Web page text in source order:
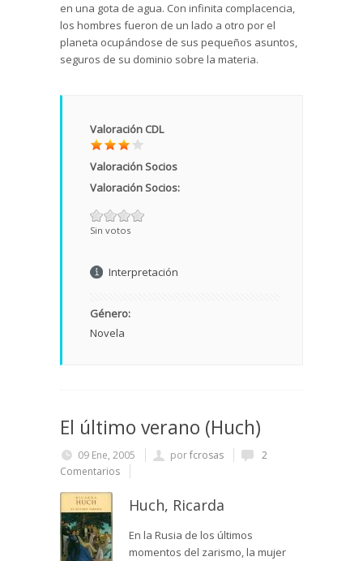
en una gota de agua. Con infinita complacencia,
los hombres fueron de un lado a otro por el
planeta ocupándose de sus pequeños asuntos,
seguros de su dominio sobre la materia.
Valoración CDL
Valoración Socios
Valoración Socios:
Sin votos
Interpretación
Género:
Novela
El último verano (Huch)
09 Ene, 2005 porfcrosas
2
Comentarios
Huch, Ricarda
En la Rusia de los últimos
momentos del zarismo, la mujer